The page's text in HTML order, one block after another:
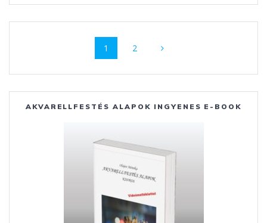
e
b
o
k
ss
n
g
er
er
st
za
g
navigation
Page
1 Page
2
AKVARELLFESTÉS ALAPOK INGYENES E-BOOK